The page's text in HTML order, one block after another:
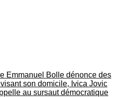
Emmanuel Bolle dénonce des
son domicile, Ivica Jovic
au sursaut démocratique